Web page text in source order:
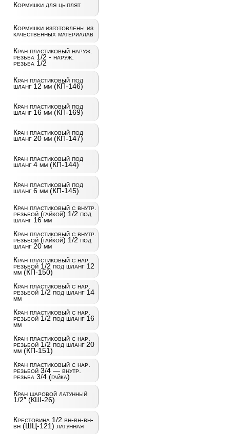
Кормушки для цыплят
Кормушки изготовлены из
качественных материалав
Кран пластиковый наруж.
резьба 1/2 - наруж.
резьба 1/2
Кран пластиковый под
шланг 12 мм (КП-146)
Кран пластиковый под
шланг 16 мм (КП-169)
Кран пластиковый под
шланг 20 мм (КП-147)
Кран пластиковый под
шланг 4 мм (КП-144)
Кран пластиковый под
шланг 6 мм (КП-145)
Кран пластиковый с внутр.
резьбой (гайкой) 1/2 под
шланг 16 мм
Кран пластиковый с внутр.
резьбой (гайкой) 1/2 под
шланг 20 мм
Кран пластиковый с нар.
резьбой 1/2 под шланг 12
мм (КП-150)
Кран пластиковый с нар.
резьбой 1/2 под шланг 14
мм
Кран пластиковый с нар.
резьбой 1/2 под шланг 16
мм
Кран пластиковый с нар.
резьбой 1/2 под шланг 20
мм (КП-151)
Кран пластиковый с нар.
резьбой 3/4 — внутр.
резьба 3/4 (гайка)
Кран шаровой латунный
1/2″ (КШ-26)
Крестовина 1/2 вн-вн-вн-
вн (ШЦ-121) латунная